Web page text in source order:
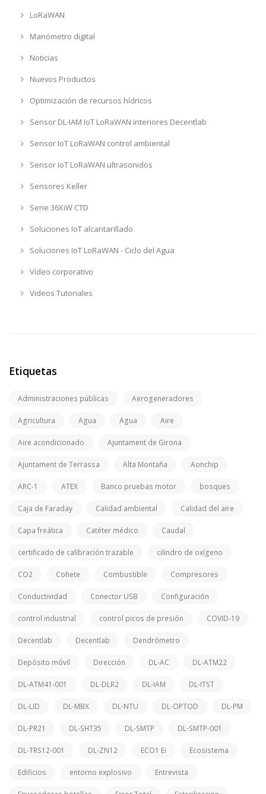
LoRaWAN
Manómetro digital
Noticias
Nuevos Productos
Optimización de recursos hídricos
Sensor DL-IAM IoT LoRaWAN interiores Decentlab
Sensor IoT LoRaWAN control ambiental
Sensor IoT LoRaWAN ultrasonidos
Sensores Keller
Serie 36XiW CTD
Soluciones IoT alcantarillado
Soluciones IoT LoRaWAN - Ciclo del Agua
Vídeo corporativo
Videos Tutoriales
Etiquetas
Administraciones públicas Aerogeneradores
Agricultura Agua Agua Aire
Aire acondicionado Ajuntament de Girona
Ajuntament de Terrassa Alta Montaña Aonchip
ARC-1 ATEX Banco pruebas motor bosques
Caja de Faraday Calidad ambiental Calidad del aire
Capa freática Catéter médico Caudal
certificado de calibración trazable cilindro de oxígeno
CO2 Cohete Combustible Compresores
Conductividad Conector USB Configuración
control industrial control picos de presión COVID-19
Decentlab Decentlab Dendrómetro
Depósito móvil Dirección DL-AC DL-ATM22
DL-ATM41-001 DL-DLR2 DL-IAM DL-ITST
DL-LID DL-MBX DL-NTU DL-OPTOD DL-PM
DL-PR21 DL-SHT35 DL-SMTP DL-SMTP-001
DL-TRS12-001 DL-ZN12 ECO1 Ei Ecosistema
Edificios entorno explosivo Entrevista